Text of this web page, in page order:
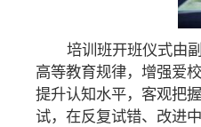
培训班开班仪式由
高等教育规律，增强爱
提升认知水平，客观把
试，在反复试错、改进